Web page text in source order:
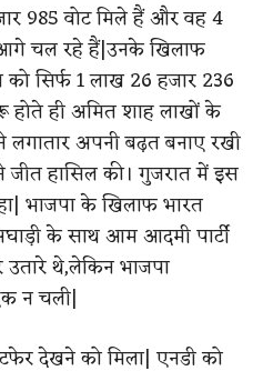
985 वोट मिले हैं और वह 4
चल रहे हैं|उनके खिलाफ
सिर्फ 1 लाख 26 हजार 236
होते ही अमित शाह लाखों के
अपनी बढ़त बनाए रखी
जीत हासिल की। गुजरात में इस
भाजपा के खिलाफ भारत
के साथ आम आदमी पार्टी
उतारे थे,लेकिन भाजपा
न चली|
देखने को मिला​|​ एनडी को